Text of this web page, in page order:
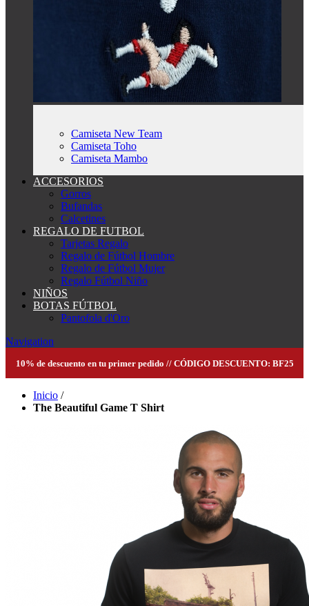
Camiseta New Team
Camiseta Toho
Camiseta Mambo
ACCESORIOS
Gorros
Bufandas
Calcetines
REGALO DE FUTBOL
Tarjetas Regalo
Regalo de Fútbol Hombre
Regalo de Fútbol Mujer
Regalo Fútbol Niño
NIÑOS
BOTAS FÚTBOL
Pantofola d'Oro
Navigation
10% de descuento en tu primer pedido // CÓDIGO DESCUENTO: BF25
Inicio /
The Beautiful Game T Shirt